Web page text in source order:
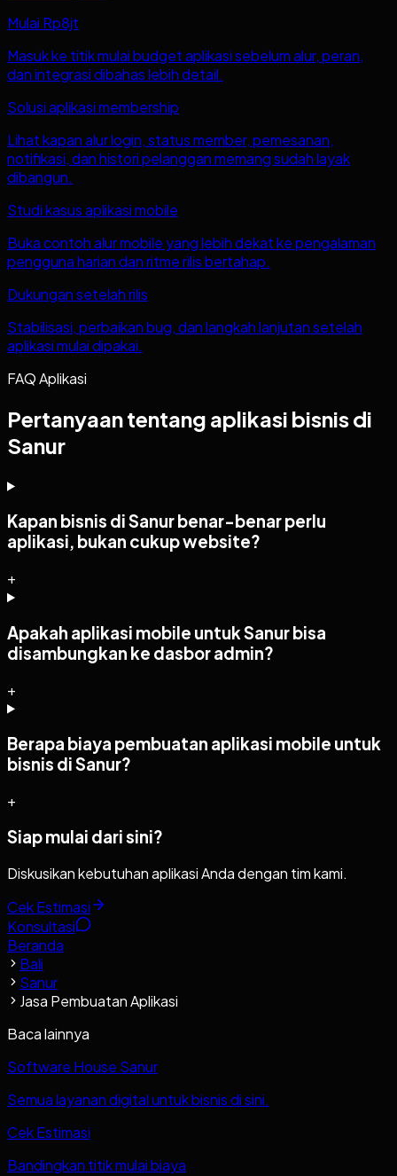
Mulai Rp8jt
Masuk ke titik mulai budget aplikasi sebelum alur, peran,
dan integrasi dibahas lebih detail.
Solusi aplikasi membership
Lihat kapan alur login, status member, pemesanan,
notifikasi, dan histori pelanggan memang sudah layak
dibangun.
Studi kasus aplikasi mobile
Buka contoh alur mobile yang lebih dekat ke pengalaman
pengguna harian dan ritme rilis bertahap.
Dukungan setelah rilis
Stabilisasi, perbaikan bug, dan langkah lanjutan setelah
aplikasi mulai dipakai.
FAQ Aplikasi
Pertanyaan tentang aplikasi bisnis di
Sanur
Kapan bisnis di Sanur benar-benar perlu
aplikasi, bukan cukup website?
+
Apakah aplikasi mobile untuk Sanur bisa
disambungkan ke dasbor admin?
+
Berapa biaya pembuatan aplikasi mobile untuk
bisnis di Sanur?
+
Siap mulai dari sini?
Diskusikan kebutuhan aplikasi Anda dengan tim kami.
Cek Estimasi
Konsultasi
Beranda
Bali
Sanur
Jasa Pembuatan Aplikasi
Baca lainnya
Software House Sanur
Semua layanan digital untuk bisnis di sini.
Cek Estimasi
Bandingkan titik mulai biaya